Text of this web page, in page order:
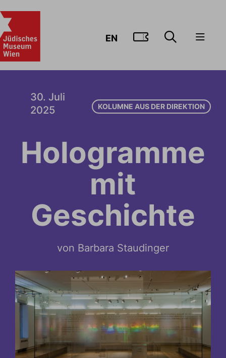
EN ZUM
30. Juli
2025
KOLUMNE AUS DER DIREKTION
Hologramme
mit
Geschichte
von Barbara Staudinger